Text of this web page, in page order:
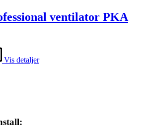
ventilator PKA
Vis detaljer